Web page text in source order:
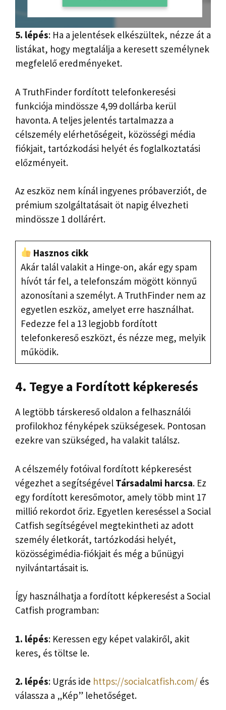
5. lépés: Ha a jelentések elkészültek, nézze át a
listákat, hogy megtalálja a keresett személynek
megfelelő eredményeket.
A TruthFinder fordított telefonkeresési
funkciója mindössze 4,99 dollárba kerül
havonta. A teljes jelentés tartalmazza a
célszemély elérhetőségeit, közösségi média
fiókjait, tartózkodási helyét és foglalkoztatási
előzményeit.
Az eszköz nem kínál ingyenes próbaverziót, de
prémium szolgáltatásait öt napig élvezheti
mindössze 1 dollárért.
Hasznos cikk
Akár talál valakit a Hinge-on, akár egy spam
hívót tár fel, a telefonszám mögött könnyű
azonosítani a személyt. A TruthFinder nem az
egyetlen eszköz, amelyet erre használhat.
Fedezze fel a 13 legjobb fordított
telefonkereső eszközt, és nézze meg, melyik
működik.
4. Tegye a Fordított képkeresés
A legtöbb társkereső oldalon a felhasználói
profilokhoz fényképek szükségesek. Pontosan
ezekre van szükséged, ha valakit találsz.
A célszemély fotóival fordított képkeresést
végezhet a segítségével Társadalmi harcsa. Ez
egy fordított keresőmotor, amely több mint 17
millió rekordot őriz. Egyetlen kereséssel a Social
Catfish segítségével megtekintheti az adott
személy életkorát, tartózkodási helyét,
közösségimédia-fiókjait és még a bűnügyi
nyilvántartásait is.
Így használhatja a fordított képkeresést a Social
Catfish programban:
1. lépés: Keressen egy képet valakiről, akit
keres, és töltse le.
2. lépés: Ugrás ide https://socialcatfish.com/ és
válassza a „Kép” lehetőséget.